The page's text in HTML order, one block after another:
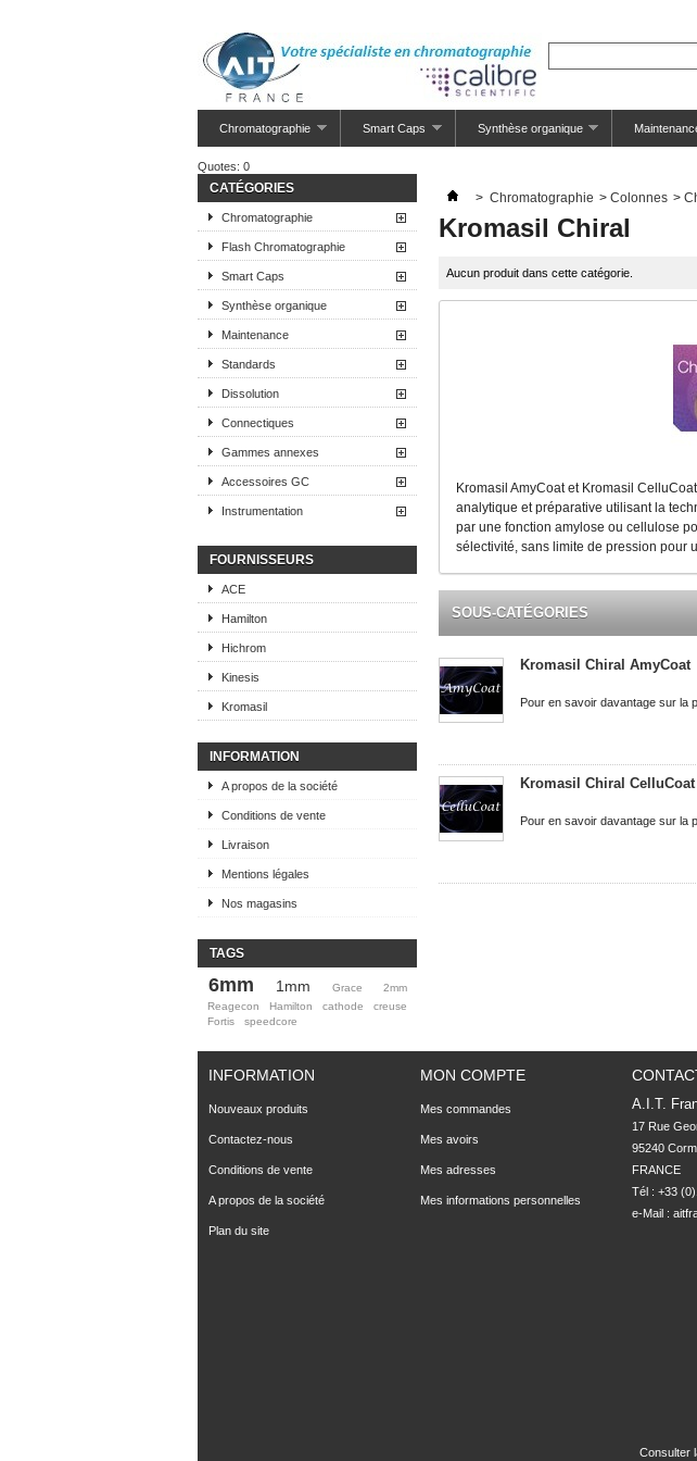
Chromatographie Smart Caps Synthèse organique
Quotes: 0
CATÉGORIES
Chromatographie
Flash Chromatographie
Smart Caps
Synthèse organique
Maintenance
Standards
Dissolution
Connectiques
Gammes annexes
Accessoires GC
Instrumentation
FOURNISSEURS
ACE
Hamilton
Hichrom
Kinesis
Kromasil
INFORMATION
A propos de la société
Conditions de vente
Livraison
Mentions légales
Nos magasins
TAGS
6mm 1mm Grace
2mm
Reagecon
Hamilton cathode
creuse
Fortis
speedcore
> Chromatographie > Colonnes >
Kromasil Chiral
Aucun produit dans cette catégorie.
Kromasil AmyCoat et Kromasil
analytique et préparative utilisant la
par une fonction amylose ou cellulose
sélectivité, sans limite de pression pour
SOUS-CATÉGORIES
Kromasil Chiral AmyCoat
Pour en savoir davantage sur la
Kromasil Chiral CelluCoat
Pour en savoir davantage sur la
INFORMATION
Nouveaux produits
Contactez-nous
Conditions de vente
A propos de la société
Plan du site
MON COMPTE
Mes commandes
Mes avoirs
Mes adresses
Mes informations personnelles
A.I.T.
17 Rue
95240
FRANCE
Tél : +33
e-Mail :
Consulter